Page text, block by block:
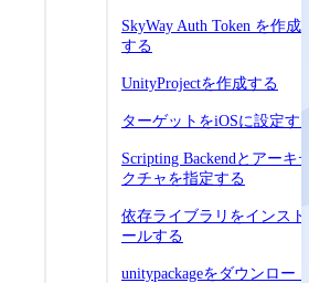
SkyWay Auth Token を作成
する
UnityProjectを作成する
ターゲットをiOSに設定する
Scripting Backendとアーキテ
クチャを指定する
依存ライブラリをインスト
ールする
unitypackageをダウンロード